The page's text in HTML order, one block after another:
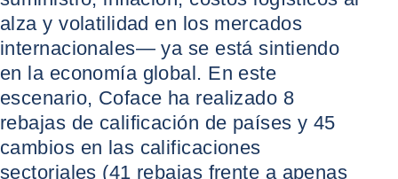
alza y volatilidad en los mercados
internacionales— ya se está sintiendo
en la economía global. En este
escenario, Coface ha realizado 8
rebajas de calificación de países y 45
cambios en las calificaciones
sectoriales (41 rebajas frente a apenas